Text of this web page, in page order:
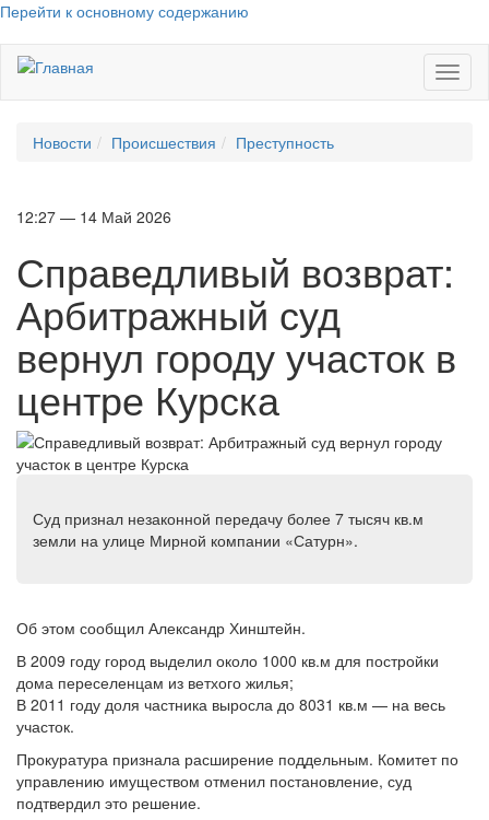
Перейти к основному содержанию
Новости Происшествия Преступность
12:27 — 14 Май 2026
Справедливый возврат:
Арбитражный суд
вернул городу участок в
центре Курска
Суд признал незаконной передачу более 7 тысяч кв.м
земли на улице Мирной компании «Сатурн».
Об этом сообщил Александр Хинштейн.
В 2009 году город выделил около 1000 кв.м для постройки
дома переселенцам из ветхого жилья;
В 2011 году доля частника выросла до 8031 кв.м — на весь
участок.
Прокуратура признала расширение поддельным. Комитет по
управлению имуществом отменил постановление, суд
подтвердил это решение.